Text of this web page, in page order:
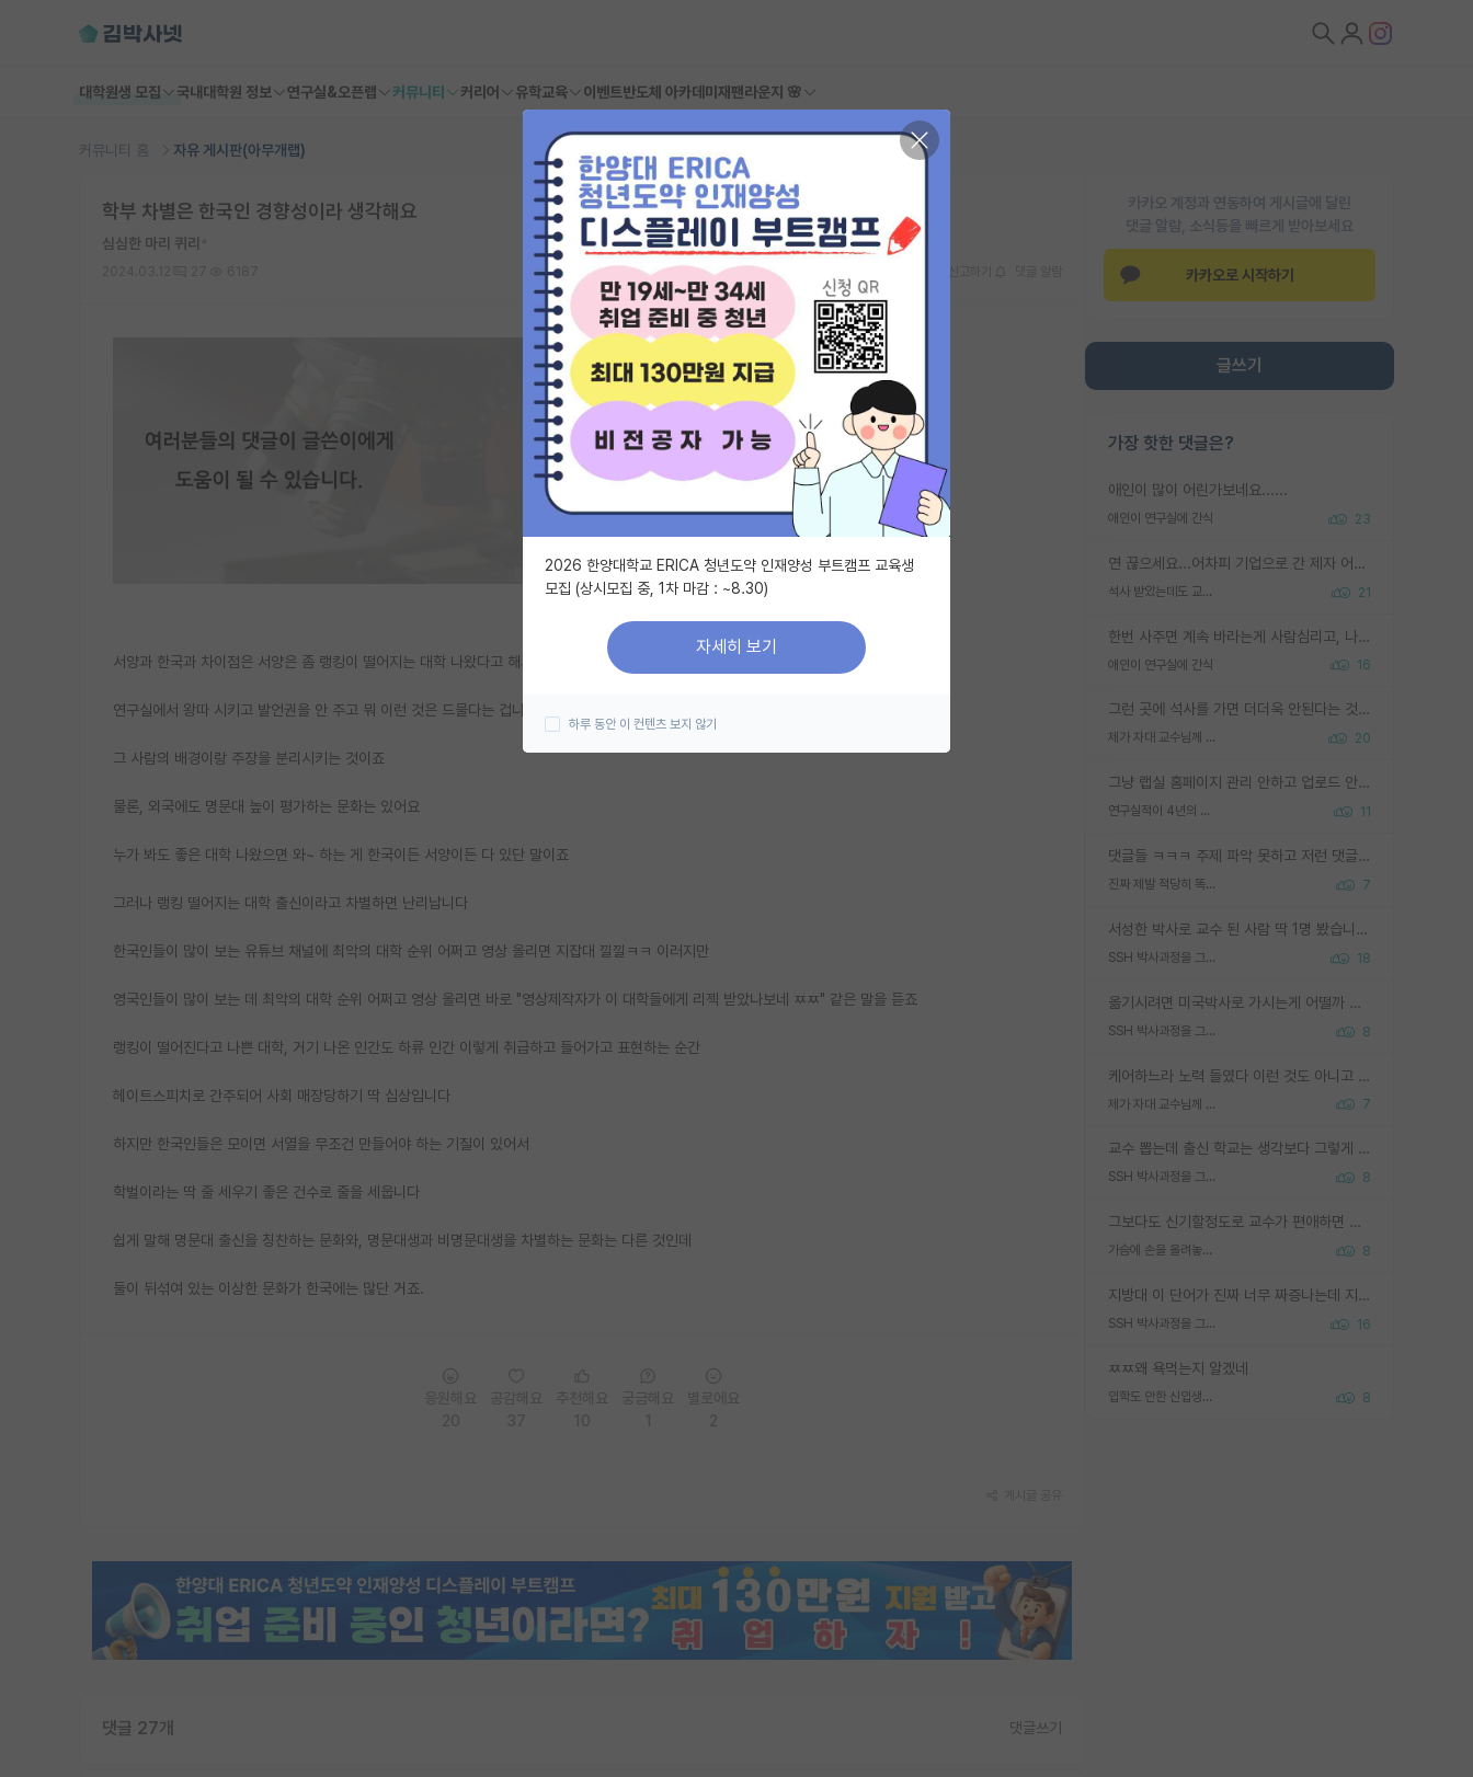
대학원생 모집 국내대학원 정보 연구실&오픈랩 커뮤니티 커리어 유학교육 이벤트반도체 아카데미 재팬라운지 🌸
커뮤니티 홈 자유 게시판(아무개랩)
카카오 계정과 연동하여 게시글에 달린
댓글 알람, 소식등을 빠르게 받아보세요
카카오로 시작하기
글쓰기
가장 핫한 댓글은?
애인이 많이 어린가보네요......
애인이 연구실에 간식 23
연 끊으세요...어차피 기업으로 간 제자 어떻게 못합니다. 기업에서는 교수들 사기꾼으로 보는 시선도 강하고, 앞에서나 교수님하고 떠받들어주지 많이 무시합니다. 영향력도 0에 수렴합니다. 그리고 생각해보십시오. 석사로 기업간 제자가 무슨 힘이 있다고 과제를 달라고 합니까? 말만 교수지 무능력자라고 생각합니다. 세금이 아깝습니다.
석사 받았는데도 교수랑 연락한다. 21
한번 사주면 계속 바라는게 사람심리고, 나중에 안사주면 말이 나옵니다. 그리고 작성자분 커플이 한번 그런 행동을 하면, 선례로 남아 이상하게도 문화로 자리잡을수도 있습니다. 애꿎은 다른 학생들은 생각도 안했는데, 간식을 사가야하는 피해를 볼 수 있습니다. 다 경험에서 우러나온 댓글입니다... 제발 이상한 선례를 만들지 마세요.
애인이 연구실에 간식 16
그런 곳에 석사를 가면 더더욱 안된다는 것을 깨달으시면 된겁니다!
제가 자대 교수님께 무례하게 행동한 걸까요? 20
그냥 랩실 홈페이지 관리 안하고 업로드 안한거 아님?
연구실적이 4년의 공백이 있는거 어떻게 생각하냐 11
댓글들 ㅋㅋㅋ 주제 파악 못하고 저런 댓글들을 쓰네. 조직에 인간이 얼마나 중요한데 걱정될 수도 있지 ㅋㅋ 본인들은 퍽이나 잘하나봐 ? 현실은 남들한테 욕 안 먹는 1인분만 하는 것도 힘들텐데 ?
진짜 제발 적당히 똑똑한 박사과정이라도 위에 있었으면.. 7
서성한 박사로 교수 된 사람 딱 1명 봤습니다. 근데 지방대 박사로 교수된 거는 기적이 일어나야되요. 서성한 학부부터여도 빡센게 교수임용일텐데 지방대박사로 무슨 교수가 되나요...... 중소기업/중견기업 팀장급/연구소장급이나 될거 같네요.
SSH 박사과정을 그만두고 지방대 박사로 옮기면 교수의 꿈은 끝일까요? 18
옮기시려면 미국박사로 가시는게 어떨까 싶네요. 교수가 꿈이면 미국박사 하고 미국교수 까지 같이 노리시는게 기회가 많지 않을까요?
SSH 박사과정을 그만두고 지방대 박사로 옮기면 교수의 꿈은 끝일까요? 8
케어하느라 노력 들였다 이런 것도 아니고 뭔 기술을 들고 튀어요... 학부생한테 알려준 걸 '기술 들고 튄다' 정도로 표현할 정도의 집단이면 얼마나 그 연구의 깊이가 얕은건가요?
제가 자대 교수님께 무례하게 행동한 걸까요? 7
교수 뽑는데 출신 학교는 생각보다 그렇게 안 봄. 앞으로는 더 안 보게 될거임. 박사는 어디서 진행해도 됨. 단, 제대로 쌓고 좋은 실적 만들 수 있다면. 그런데 지방대는 그럴 가능성이 지극히 낮음. 나만 열심히 잘 하면 된다? 인간은 주변 환경에 지배되는 나약한 존재임. 주변의 지방대 대학원생과 섞이고 지방 특유의 여유로움 또는 나쁘게 얘기해서 나태함에 젖어 살다보면 교수의 꿈 자체를 잊어버리게 될 가능성도 있음. 주변 환경이 70~80%임.
SSH 박사과정을 그만두고 지방대 박사로 옮기면 교수의 꿈은 끝일까요? 8
그보다도 신기할정도로 교수가 편애하면 그사람만 논문이 되더라구요 내용이 다른 사람보다 허접해도요
가슴에 손을 올려놓고 싫어하는 사람 불공정하게 리뷰 8
지방대 이 단어가 진짜 너무 짜증나는데 지방대면 다 그냥 쓰레기인가요? 무슨 말 같지도 않은 댓글들이 있는건지??? 지방에도 충분히 좋은 대학 많고 충분히 잘하는 교수님들 많습니다 포항공대 4개 IST 대표 지거국들 여기 모두 다 지방에 있고 여기 출신들 중에 교수하는 분들 적지 않습니다 지거국 출신이 무슨 교수를 하냐?라고 생각할 사람들 많은데 상위 대표 지거국에 아웃라이어들 많습니다 결국 개인의 연구역량과 실적이 중요합니다 이 역량을 펼치는데 있어서 지도교수와의 합도 중요합니다. 그리고 경력이 필요하면 해외포닥까지 다녀오세요
SSH 박사과정을 그만두고 지방대 박사로 옮기면 교수의 꿈은 끝일까요? 16
ㅉㅉ왜 욕먹는지 알겠네
입학도 안한 신입생이 원래 관심을 받나요 8
학부 차별은 한국인 경향성이라 생각해요
심심한 마리 퀴리
서양과 한국과 차이점은 서양은 좀 랭킹이 떨어지는 대학 나왔다고 해서
연구실에서 왕따 시키고 발언권을 안 주고 뭐 이런 것은 드물다는 겁니다
그 사람의 배경이랑 주장을 분리시키는 것이죠
물론, 외국에도 명문대 높이 평가하는 문화는 있어요
누가 봐도 좋은 대학 나왔으면 와~ 하는 게 한국이든 서양이든 다 있단 말이죠
그러나 랭킹 떨어지는 대학 출신이라고 차별하면 난리납니다
한국인들이 많이 보는 유튜브 채널에 최악의 대학 순위 어쩌고 영상 올리면 지잡대 낄낄ㅋㅋ 이러지만
영국인들이 많이 보는 데 최악의 대학 순위 어쩌고 영상 올리면 바로 "영상제작자가 이 대학들에게 리젝 받았나보네 ㅉㅉ" 같은 말을 듣죠
랭킹이 떨어진다고 나쁜 대학, 거기 나온 인간도 하류 인간 이렇게 취급하고 들어가고 표현하는 순간
헤이트스피치로 간주되어 사회 매장당하기 딱 십상입니다
하지만 한국인들은 모이면 서열을 무조건 만들어야 하는 기질이 있어서
학벌이라는 딱 줄 세우기 좋은 건수로 줄을 세웁니다
쉽게 말해 명문대 출신을 칭찬하는 문화와, 명문대생과 비명문대생을 차별하는 문화는 다른 것인데
둘이 뒤섞여 있는 이상한 문화가 한국에는 많단 거죠.
댓글 27개 댓글쓰기
2026 한양대학교 ERICA 청년도약 인재양성 부트캠프 교육생
모집 (상시모집 중, 1차 마감 : ~8.30)
자세히 보기
하루 동안 이 컨텐츠 보지 않기